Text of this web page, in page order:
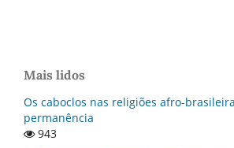
Mais lidos
Os caboclos nas religiões afro-
permanência
943